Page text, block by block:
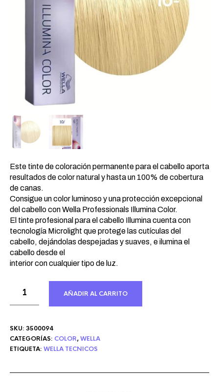
Este tinte de coloración permanente para el cabello aporta
resultados de color natural y hasta un 100% de cobertura
de canas.
Consigue un color luminoso y una protección excepcional
del cabello con Wella Professionals Illumina Color.
El tinte profesional para el cabello Illumina cuenta con
tecnología Microlight que protege las cutículas del
cabello, dejándolas despejadas y suaves, e ilumina el
cabello desde el
interior con cualquier tipo de luz.
AÑADIR AL CARRITO
SKU: 3500094
CATEGORÍAS: COLOR,WELLA
ETIQUETA: WELLA TECNICOS